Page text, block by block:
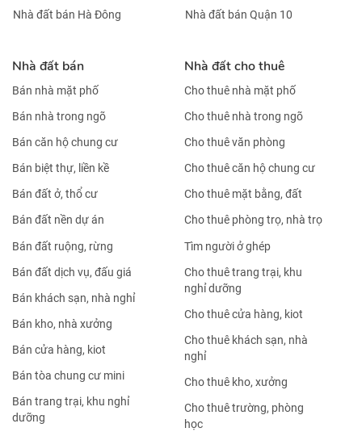
Nhà đất bán Hà Đông Nhà đất bán Quận 10
Nhà đất bán
Bán nhà mặt phố
Bán nhà trong ngõ
Bán căn hộ chung cư
Bán biệt thự, liền kề
Bán đất ở, thổ cư
Bán đất nền dự án
Bán đất ruộng, rừng
Bán đất dịch vụ, đấu giá
Bán khách sạn, nhà nghỉ
Bán kho, nhà xưởng
Bán cửa hàng, kiot
Bán tòa chung cư mini
Bán trang trại, khu nghỉ
dưỡng
Nhà đất cho thuê
Cho thuê nhà mặt phố
Cho thuê nhà trong ngõ
Cho thuê văn phòng
Cho thuê căn hộ chung cư
Cho thuê mặt bằng, đất
Cho thuê phòng trọ, nhà trọ
Tìm người ở ghép
Cho thuê trang trại, khu
nghỉ dưỡng
Cho thuê cửa hàng, kiot
Cho thuê khách sạn, nhà
nghỉ
Cho thuê kho, xưởng
Cho thuê trường, phòng
học